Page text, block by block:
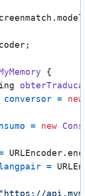
{
conversor = new
= new
=
"https://